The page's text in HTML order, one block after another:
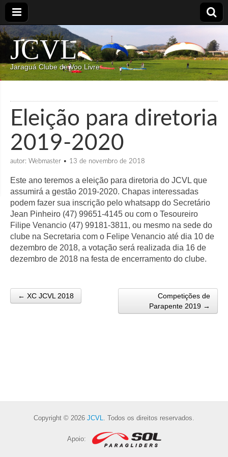
JCVL
Jaraguá Clube de Voo Livre
Eleição para diretoria
2019-2020
autor: Webmaster • 13 de novembro de 2018
Este ano teremos a eleição para diretoria do JCVL que
assumirá a gestão 2019-2020. Chapas interessadas
podem fazer sua inscrição pelo whatsapp do Secretário
Jean Pinheiro (47) 99651-4145 ou com o Tesoureiro
Filipe Venancio (47) 99181-3811, ou mesmo na sede do
clube na Secretaria com o Felipe Venancio até dia 10 de
dezembro de 2018, a votação será realizada dia 16 de
dezembro de 2018 na festa de encerramento do clube.
Post navigation
← XC JCVL 2018
Competições de
Parapente 2019 →
Copyright © 2026 JCVL. Todos os direitos reservados.
Apoio: